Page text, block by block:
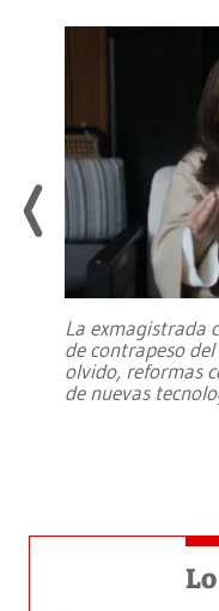
La exmagistrada
de contrapeso
olvido, reformas
de nuevas